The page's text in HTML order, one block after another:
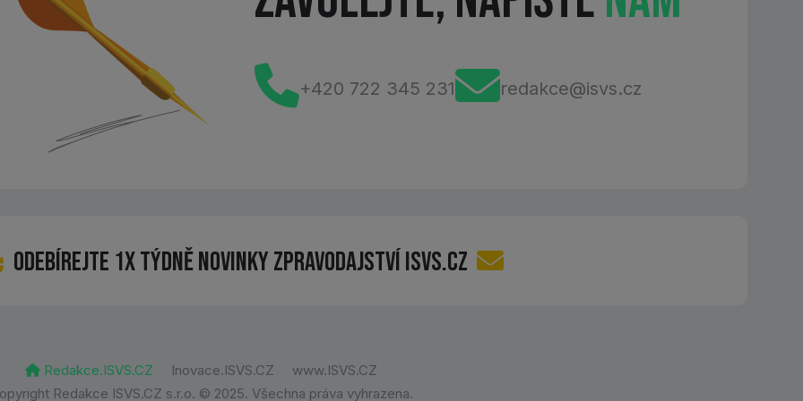
+420 722 345 231 redakce@isvs.cz
Odebírejte 1x týdně novinky zpravodajství ISVS.CZ
Redakce.ISVS.CZ Inovace.ISVS.CZ
www.ISVS.CZ
Redakce ISVS.CZ s.r.o. © 2025. Všechna práva vyhrazena.